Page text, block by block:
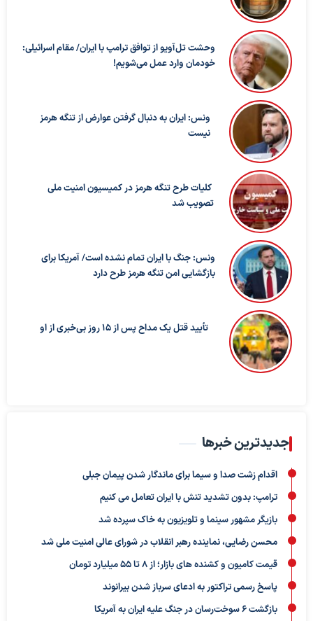
وحشت تل‌آویو از توافق ترامپ با ایران/ مقام اسرائیلی:
خودمان وارد عمل می‌شویم!
ونس: ایران به دنبال گرفتن عوارض از تنگه هرمز
نیست
کلیات طرح تنگه هرمز در کمیسیون امنیت ملی
تصویب شد
ونس: جنگ با ایران تمام نشده است/ آمریکا برای
بازگشایی امن تنگه هرمز طرح دارد
تأیید قتل یک مداح پس از ۱۵ روز بی‌خبری از او
جدیدترین خبرها
اقدام زشت صدا و سیما برای ماندگار شدن پیمان جبلی
ترامپ: بدون تشدید تنش با ایران تعامل می کنیم
بازیگر مشهور سینما و تلویزیون به خاک سپرده شد
محسن رضایی، نماینده رهبر انقلاب در شورای عالی امنیت ملی شد
قیمت کامیون و کشنده های بازار؛ از ۸ تا ۵۵ میلیارد تومان
پاسخ رسمی تراکتور به ادعای سرباز شدن بیرانوند
بازگشت ۶ سوخت‌رسان در جنگ علیه ایران به آمریکا